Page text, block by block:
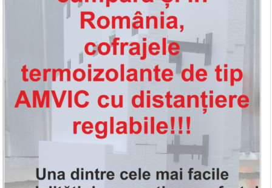
amestec uscat pe baza de ipsos
Pardoselile finisate cu sapa de mortar
semiuscata/mecanizata
Montarea retelelor de apeduct, canalizare
metaloplast prin colectoare -OPTIONAL
Montarea retelelor de energie termica prin
pardosea/calorifere prin colectoare -